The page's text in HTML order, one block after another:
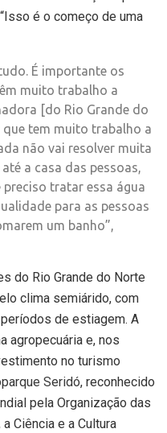
é o começo de uma
É importante os
muito trabalho a
[do Rio Grande do
que tem muito trabalho a
não vai resolver muita
a casa das pessoas,
tratar essa água
para as pessoas
um banho”,
do Rio Grande do Norte
clima semiárido, com
de estiagem. A
agropecuária e, nos
no turismo
Seridó, reconhecido
pela Organização das
Ciência e a Cultura